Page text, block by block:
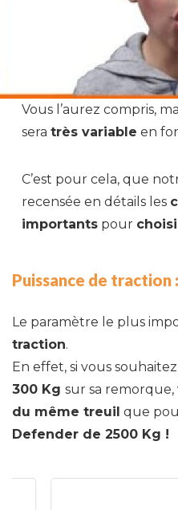
Vous l’aurez compris,
seratrès variable en
C’est pour cela, que
recensée en détails les
importants pour
Puissance de traction :
Le paramètre le plus
traction.
En effet, si vous
300 Kg sur sa remorque,
du même treuil que
Defender de 2500 Kg !